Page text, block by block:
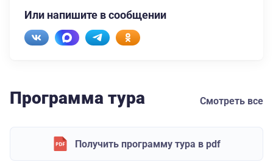
Или напишите в сообщении
Программа тура Смотреть все
Получить программу тура в pdf